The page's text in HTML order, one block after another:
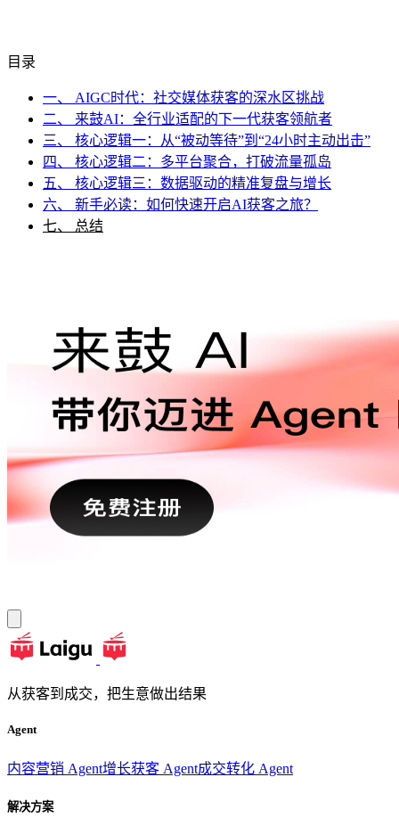
目录
一、 AIGC时代：社交媒体获客的深水区挑战
二、 来鼓AI：全行业适配的下一代获客领航者
三、 核心逻辑一：从“被动等待”到“24小时主动出击”
四、 核心逻辑二：多平台聚合，打破流量孤岛
五、 核心逻辑三：数据驱动的精准复盘与增长
六、 新手必读：如何快速开启AI获客之旅？
七、 总结
从获客到成交，把生意做出结果
Agent
内容营销 Agent增长获客 Agent成交转化 Agent
解决方案